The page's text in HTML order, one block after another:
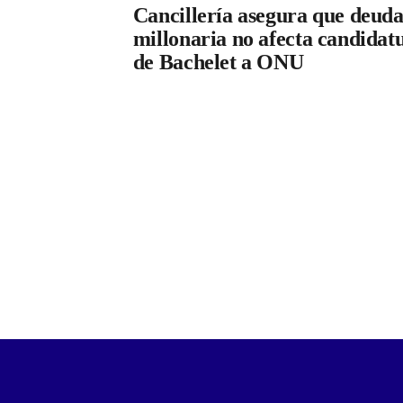
Cancillería asegura que deuda
millonaria no afecta
de Bachelet a ONU